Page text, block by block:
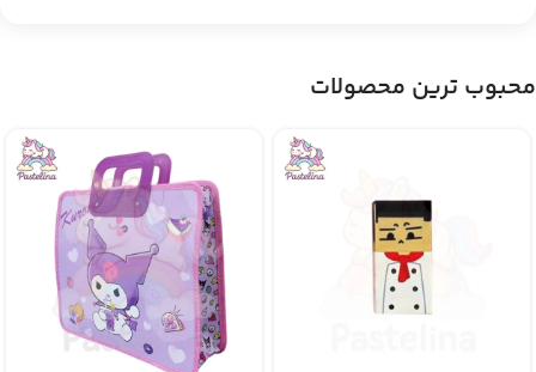
محبوب ترین محصولات